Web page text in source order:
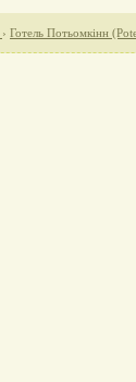
› Готель Потьомкінн